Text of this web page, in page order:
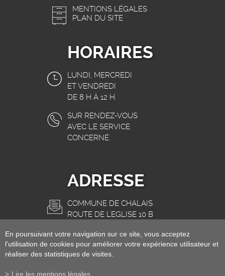
MENTIONS LÉGALES
PLAN DU SITE
HORAIRES
LUNDI, MERCREDI
ET VENDREDI
DE 8 H À 12 H.
SUR RENDEZ-VOUS
AVEC LE SERVICE
CONCERNÉ.
ADRESSE
COMMUNE DE CHALAIS
ROUTE DE L'EGLISE 10 B
INFO@CHALAIS.CH
En poursuivant votre navigation sur ce site, vous acceptez
l'utilisation de cookies pour améliorer votre expérience utilisateur et
réaliser des statistiques de visites.
Lire les mentions légales